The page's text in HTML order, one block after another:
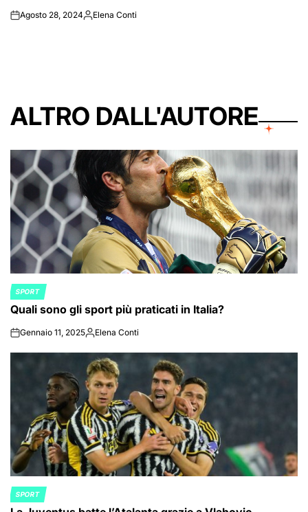
onAgosto 28, 2024Posted
Elena Conti
ALTRO DALL'AUTORE
POSTED
IN
SPORT
Quali sono gli sport più praticati in Italia?
onGennaio 11, 2025Posted
Elena Conti
POSTED
SPORT